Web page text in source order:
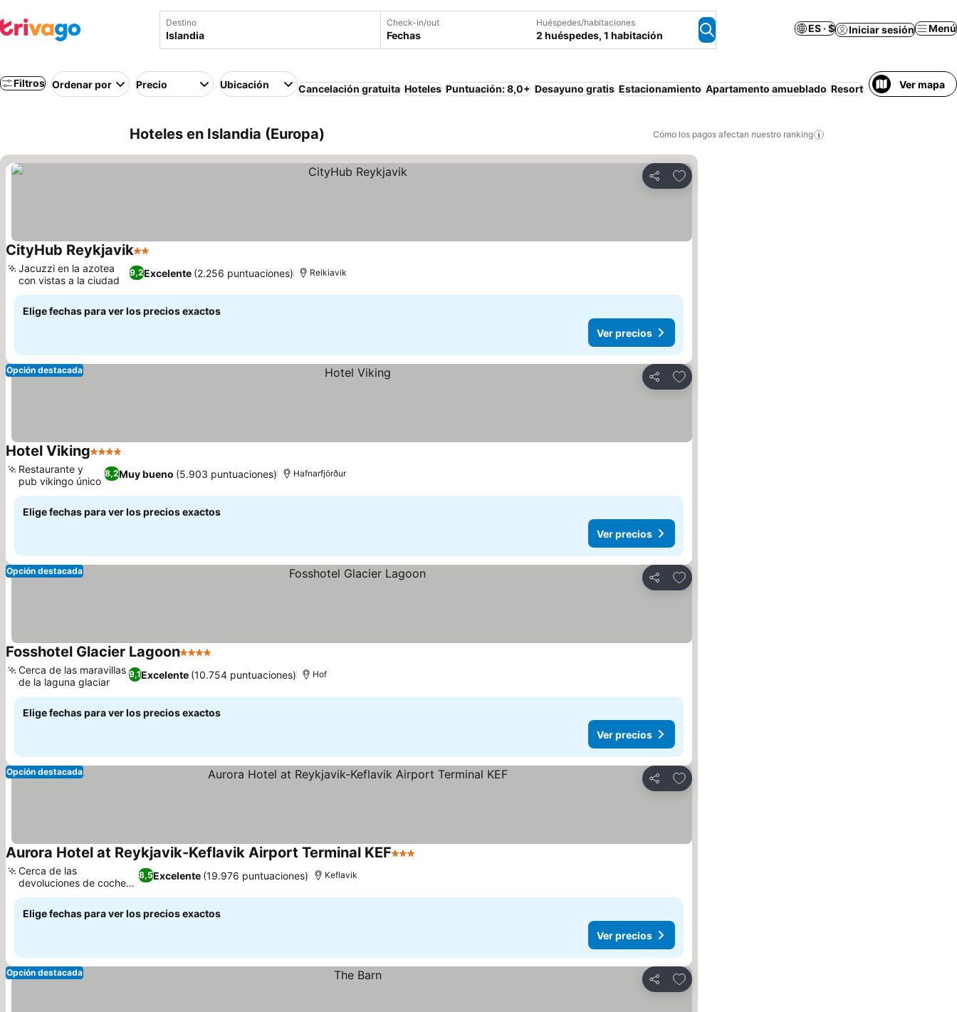
Destino Check-in/out
Fechas
Huéspedes/habitaciones
2 huéspedes, 1 habitación
ES · $ Iniciar sesión Menú
Filtros Ordenar por Precio Ubicación Cancelación gratuita Hoteles Puntuación: 8,0+ Desayuno gratis Estacionamiento Apartamento amueblado Resort Wifi Bañera
Ver mapa
Hoteles en Islandia (Europa) Cómo los pagos afectan nuestro ranking
Compartir
Agregar a favoritos
CityHub Reykjavik2 Estrellas
9,2Excelente (2.256 puntuaciones)
Jacuzzi en la azotea
con vistas a la ciudad
Reikiavik
Elige fechas para ver los precios exactos
Ver precios
Compartir
Agregar a favoritos
Opción destacada
Hotel Viking4 Estrellas
8,2Muy bueno (5.903 puntuaciones)
Restaurante y
pub vikingo único
Hafnarfjörður
Elige fechas para ver los precios exactos
Ver precios
Compartir
Agregar a favoritos
Opción destacada
Fosshotel Glacier Lagoon4 Estrellas
9,1Excelente (10.754 puntuaciones)
Cerca de las maravillas
de la laguna glaciar
Hof
Elige fechas para ver los precios exactos
Ver precios
Compartir
Agregar a favoritos
Opción destacada
Aurora Hotel at Reykjavik-Keflavik Airport Terminal KEF3 Estrellas
8,5Excelente (19.976 puntuaciones)
Cerca de las
devoluciones de coches
de alquiler
Keflavik
Elige fechas para ver los precios exactos
Ver precios
Compartir
Agregar a favoritos
Opción destacada